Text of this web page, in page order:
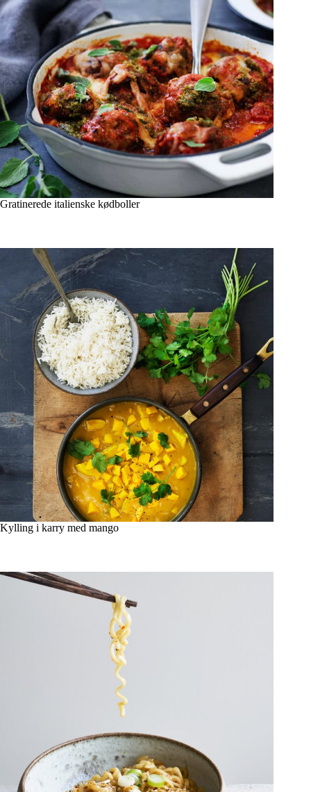
Gratinerede italienske kødboller
Kylling i karry med mango